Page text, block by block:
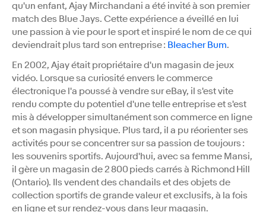
qu'un enfant, Ajay Mirchandani a été invité à son premier
match des Blue Jays. Cette expérience a éveillé en lui
une passion à vie pour le sport et inspiré le nom de ce qui
deviendrait plus tard son entreprise : Bleacher Bum.
En 2002, Ajay était propriétaire d'un magasin de jeux
vidéo. Lorsque sa curiosité envers le commerce
électronique l'a poussé à vendre sur eBay, il s'est vite
rendu compte du potentiel d'une telle entreprise et s'est
mis à développer simultanément son commerce en ligne
et son magasin physique. Plus tard, il a pu réorienter ses
activités pour se concentrer sur sa passion de toujours :
les souvenirs sportifs. Aujourd'hui, avec sa femme Mansi,
il gère un magasin de 2 800 pieds carrés à Richmond Hill
(Ontario). Ils vendent des chandails et des objets de
collection sportifs de grande valeur et exclusifs, à la fois
en ligne et sur rendez-vous dans leur magasin.